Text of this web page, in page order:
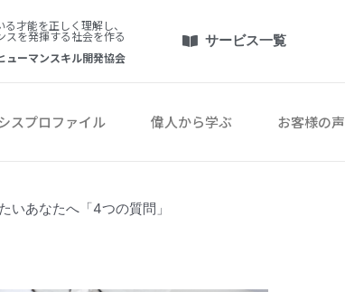
才能を正しく理解し、
スを発揮する社会を作る
ューマンスキル開発協会
サービス一覧
スプロファイル 偉人から学ぶ お客様の声
いあなたへ「4つの質問」